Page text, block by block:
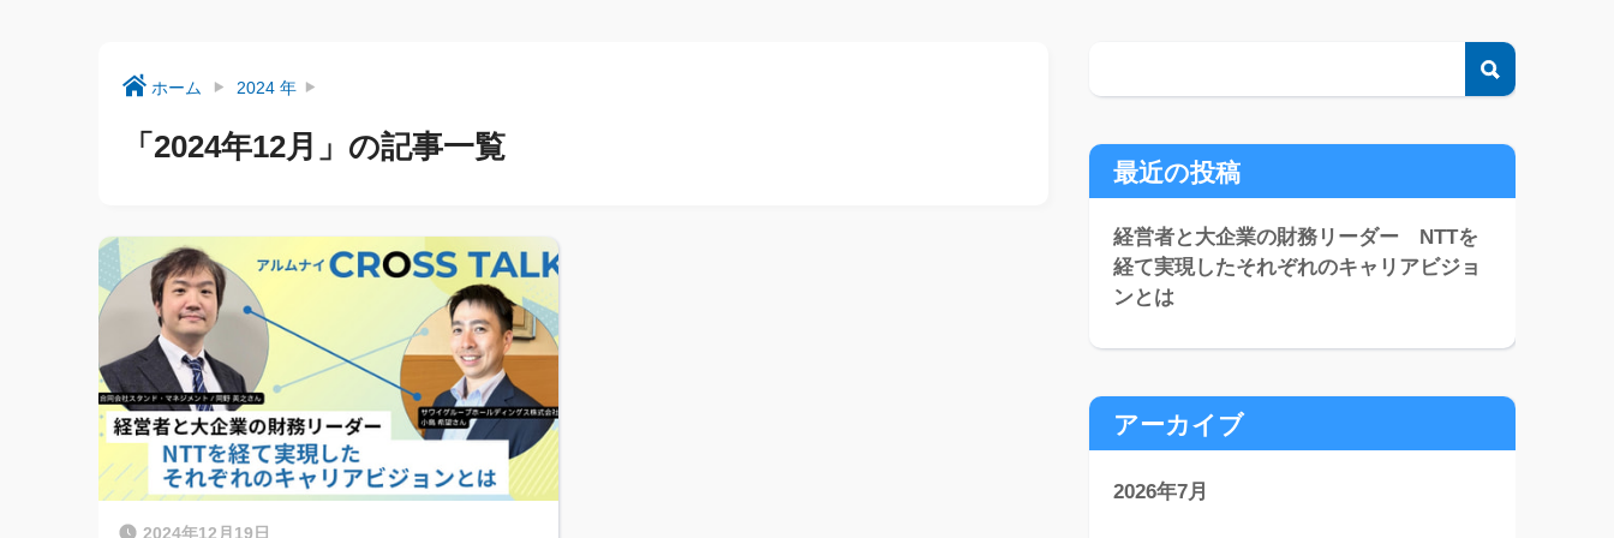
ホーム 2024 年
「2024年12月」の記事一覧
2024年12月19日
最近の投稿
経営者と大企業の財務リーダー NTTを
経て実現したそれぞれのキャリアビジョ
ンとは
アーカイブ
2026年7月